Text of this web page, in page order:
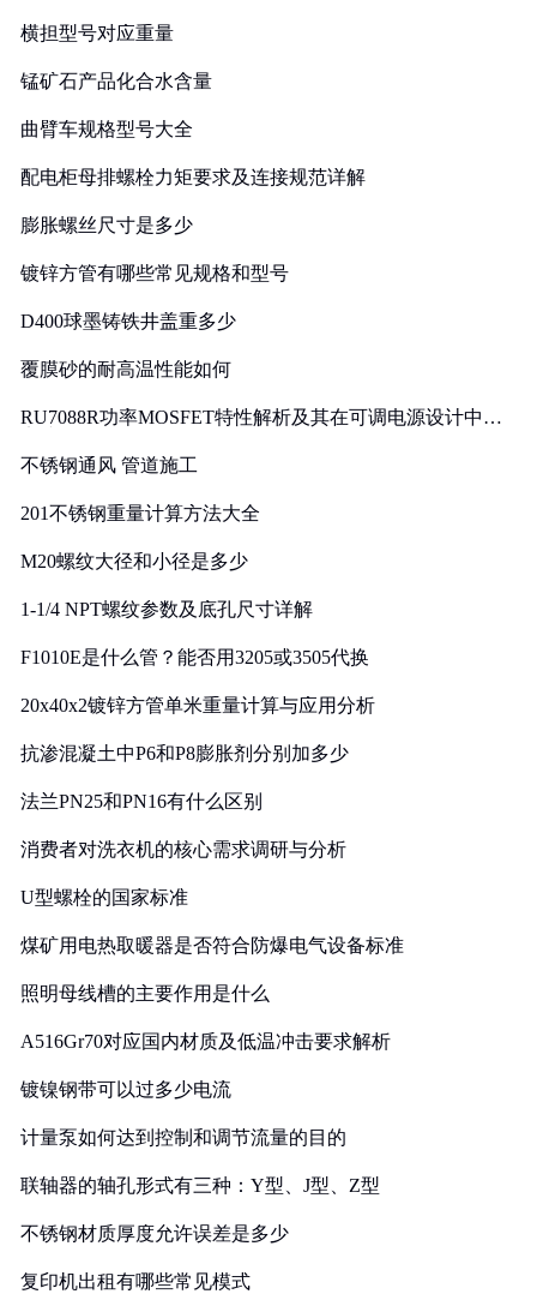
横担型号对应重量
锰矿石产品化合水含量
曲臂车规格型号大全
配电柜母排螺栓力矩要求及连接规范详解
膨胀螺丝尺寸是多少
镀锌方管有哪些常见规格和型号
D400球墨铸铁井盖重多少
覆膜砂的耐高温性能如何
RU7088R功率MOSFET特性解析及其在可调电源设计中的
不锈钢通风 管道施工
201不锈钢重量计算方法大全
M20螺纹大径和小径是多少
1-1/4 NPT螺纹参数及底孔尺寸详解
F1010E是什么管？能否用3205或3505代换
20x40x2镀锌方管单米重量计算与应用分析
抗渗混凝土中P6和P8膨胀剂分别加多少
法兰PN25和PN16有什么区别
消费者对洗衣机的核心需求调研与分析
U型螺栓的国家标准
煤矿用电热取暖器是否符合防爆电气设备标准
照明母线槽的主要作用是什么
A516Gr70对应国内材质及低温冲击要求解析
镀镍钢带可以过多少电流
计量泵如何达到控制和调节流量的目的
联轴器的轴孔形式有三种：Y型、J型、Z型
不锈钢材质厚度允许误差是多少
复印机出租有哪些常见模式